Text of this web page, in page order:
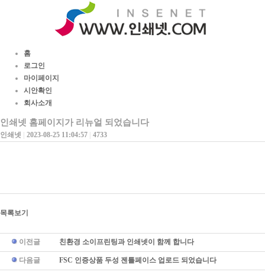
홈
로그인
마이페이지
시안확인
회사소개
인쇄넷 홈페이지가 리뉴얼 되었습니다
인쇄넷 2023-08-25 11:04:57 4733
목록보기
이전글 친환경 소이프린팅과 인쇄넷이 함께 합니다
다음글 FSC 인증상품 두성 젠틀페이스 업로드 되었습니다